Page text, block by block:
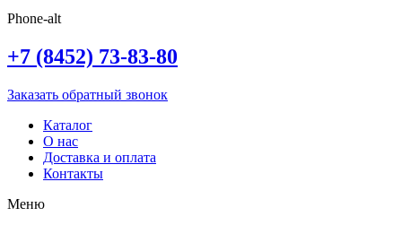
Phone-alt
+7 (8452) 73-83-80
Заказать обратный звонок
Каталог
О нас
Доставка и оплата
Контакты
Меню